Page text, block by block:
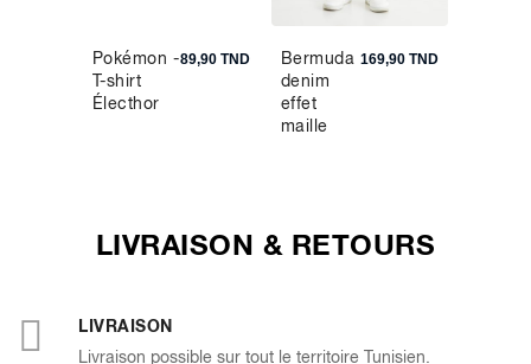
Pokémon -
T-shirt
Électhor
89,90 TND
Bermuda
denim
effet
maille
169,90 TND
LIVRAISON & RETOURS
LIVRAISON
Livraison possible sur tout le territoire Tunisien.